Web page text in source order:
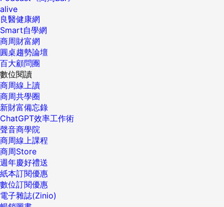
alive
良醫健康網
Smart自學網
商周財富網
圓桌趨勢論壇
百大顧問團
數位閱讀
商周線上讀
商周共學圈
新財富備忘錄
ChatGPT效率工作術
聲音商學院
商周線上課程
商周Store
週年慶好禮送
紙本訂閱優惠
數位訂閱優惠
電子雜誌(Zinio)